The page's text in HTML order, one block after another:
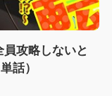
攻略しないと
話）